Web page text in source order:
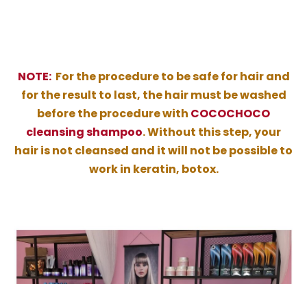
NOTE:For the procedure to be safe for hair and
for the result to last, the hair must be washed
before the procedure with COCOCHOCO
cleansing shampoo. Without this step, your
hair is not cleansed and it will not be possible to
work in keratin, botox.